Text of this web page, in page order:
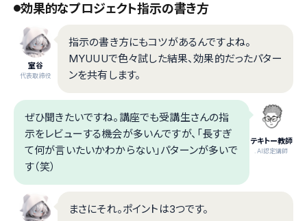
効果的なプロジェクト指示の書き方
室谷
代表取締役
指示の書き方にもコツがあるんですよね。
MYUUUで色々試した結果、効果的だったパター
ンを共有します。
テキトー教師
.AI認定講師
ぜひ聞きたいですね。講座でも受講生さんの指
示をレビューする機会が多いんですが、「長すぎ
て何が言いたいかわからない」パターンが多いで
す（笑）
まさにそれ。ポイントは3つです。